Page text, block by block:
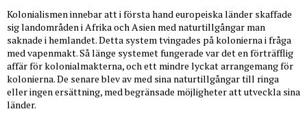
Kolonialismen innebar att i första hand europeiska länder skaffade
sig landområden i Afrika och Asien med naturtillgångar man
saknade i hemlandet. Detta system tvingades på kolonierna i fråga
med vapenmakt. Så länge systemet fungerade var det en förträfflig
affär för kolonialmakterna, och ett mindre lyckat arrangemang för
kolonierna. De senare blev av med sina naturtillgångar till ringa
eller ingen ersättning, med begränsade möjligheter att utveckla sina
länder.